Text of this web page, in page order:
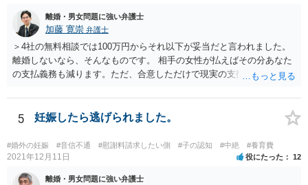
離婚・男女問題に強い弁護士
加藤 寛崇 弁護士
＞4社の無料相談では100万円からそれ以下が妥当だと言われました。
離婚しないなら、そんなものです。 相手の女性が払えばその分あなた
の支払義務も減ります。ただ、合意しただけで現実の支払がないなら
5 妊娠したら逃げられました。
#婚外の妊娠 #音信不通 #慰謝料請求したい側 #子の認知 #中絶 #養育費
2021年12月11日 役にたった 12
離婚・男女問題に強い弁護士